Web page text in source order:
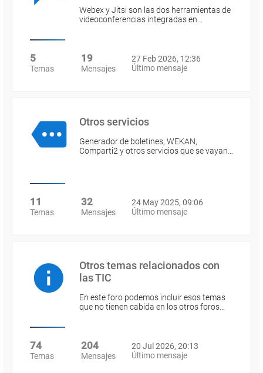
Webex y Jitsi son las dos herramientas de
videoconferencias integradas en…
5
Temas
19
Mensajes
27 Feb 2026, 12:36
Último mensaje
Otros servicios
Generador de boletines, WEKAN,
Comparti2 y otros servicios que se vayan…
11
Temas
32
Mensajes
24 May 2025, 09:06
Último mensaje
Otros temas relacionados con
las TIC
En este foro podemos incluir esos temas
que no tienen cabida en los otros foros…
74
Temas
204
Mensajes
20 Jul 2026, 20:13
Último mensaje